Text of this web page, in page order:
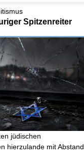
Spitzenreiter
jüdischen
hierzulande mit Abstand